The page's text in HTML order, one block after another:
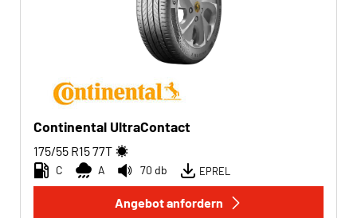
Continental UltraContact
175/55 R1577T
C A 70 db EPREL
Angebot anfordern